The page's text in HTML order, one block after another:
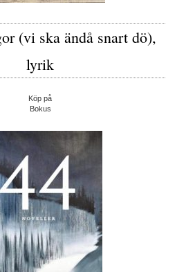
(vi ska ändå snart dö),
lyrik
Köp på
Bokus